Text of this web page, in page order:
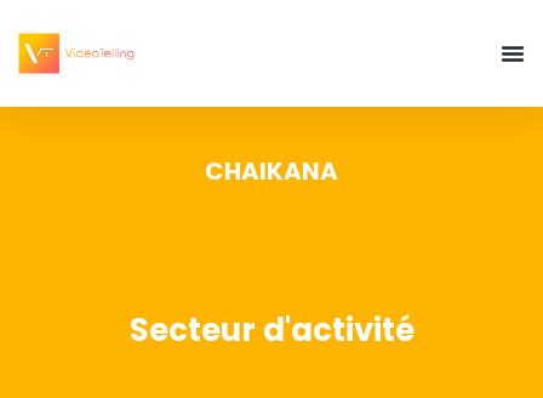
CHAIKANA
Secteur d'activité